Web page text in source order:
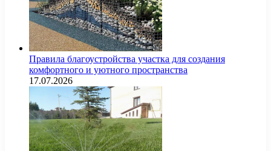
Правила благоустройства участка для создания
комфортного и уютного пространства
17.07.2026